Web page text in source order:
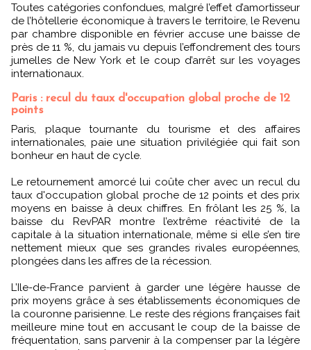
Toutes catégories confondues, malgré l’effet d’amortisseur
de l’hôtellerie économique à travers le territoire, le Revenu
par chambre disponible en février accuse une baisse de
près de 11 %, du jamais vu depuis l’effondrement des tours
jumelles de New York et le coup d’arrêt sur les voyages
internationaux.
Paris : recul du taux d'occupation global proche de 12
points
Paris, plaque tournante du tourisme et des affaires
internationales, paie une situation privilégiée qui fait son
bonheur en haut de cycle.
Le retournement amorcé lui coûte cher avec un recul du
taux d'occupation global proche de 12 points et des prix
moyens en baisse à deux chiffres. En frôlant les 25 %, la
baisse du RevPAR montre l’extrême réactivité de la
capitale à la situation internationale, même si elle s’en tire
nettement mieux que ses grandes rivales européennes,
plongées dans les affres de la récession.
L’Ile-de-France parvient à garder une légère hausse de
prix moyens grâce à ses établissements économiques de
la couronne parisienne. Le reste des régions françaises fait
meilleure mine tout en accusant le coup de la baisse de
fréquentation, sans parvenir à la compenser par la légère